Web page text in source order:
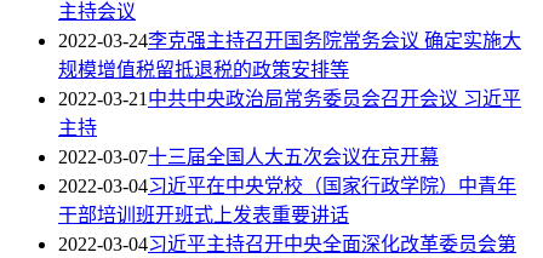
主持会议
2022-03-24李克强主持召开国务院常务会议 确定实施大
规模增值税留抵退税的政策安排等
2022-03-21中共中央政治局常务委员会召开会议 习近平
主持
2022-03-07十三届全国人大五次会议在京开幕
2022-03-04习近平在中央党校（国家行政学院）中青年
干部培训班开班式上发表重要讲话
2022-03-04习近平主持召开中央全面深化改革委员会第